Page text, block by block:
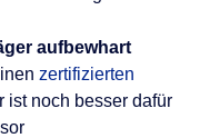
aufbewhart
zertifizierten
ist noch besser dafür